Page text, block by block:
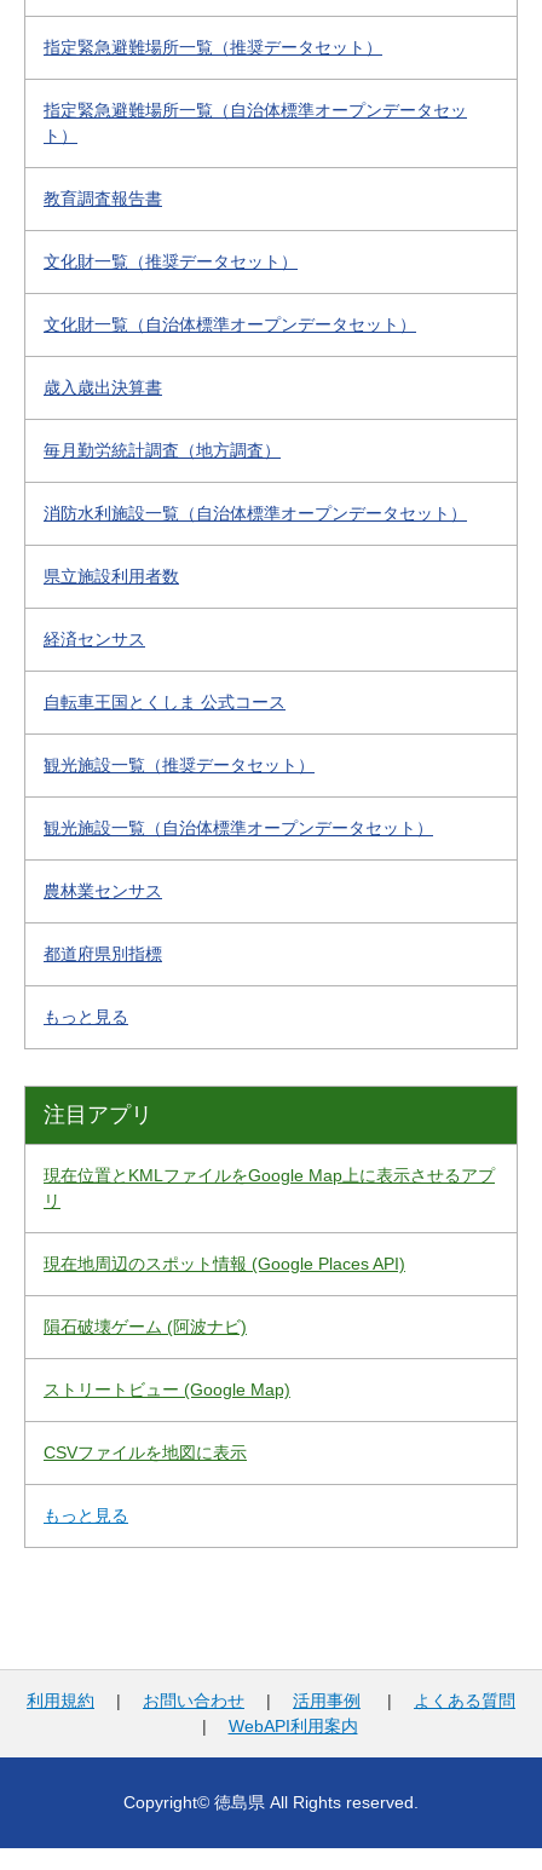
指定緊急避難場所一覧（推奨データセット）
指定緊急避難場所一覧（自治体標準オープンデータセッ
ト）
教育調査報告書
文化財一覧（推奨データセット）
文化財一覧（自治体標準オープンデータセット）
歳入歳出決算書
毎月勤労統計調査（地方調査）
消防水利施設一覧（自治体標準オープンデータセット）
県立施設利用者数
経済センサス
自転車王国とくしま 公式コース
観光施設一覧（推奨データセット）
観光施設一覧（自治体標準オープンデータセット）
農林業センサス
都道府県別指標
もっと見る
注目アプリ
現在位置とKMLファイルをGoogle Map上に表示させるアプ
リ
現在地周辺のスポット情報 (Google Places API)
隕石破壊ゲーム (阿波ナビ)
ストリートビュー (Google Map)
CSVファイルを地図に表示
もっと見る
利用規約 | お問い合わせ | 活用事例 |
よくある質問
| WebAPI利用案内
Copyright© 徳島県 All Rights reserved.